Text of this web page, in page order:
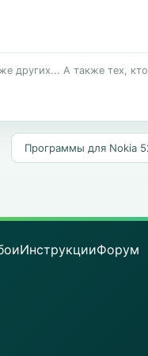
других... А также тех, кто
ИнструкцииФорум